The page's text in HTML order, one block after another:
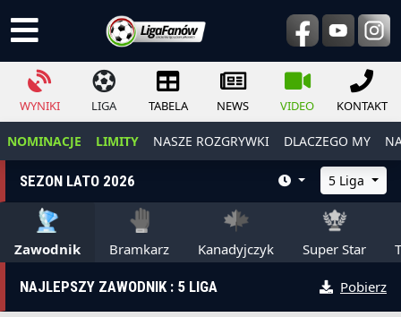
WYNIKI LIGA TABELA NEWS VIDEO KONTAKT
NOMINACJE LIMITY NASZE ROZGRYWKI DLACZEGO MY
SEZON LATO 2026 5 Liga
Zawodnik Bramkarz Kanadyjczyk Super Star
NAJLEPSZY ZAWODNIK : 5 LIGA Pobierz